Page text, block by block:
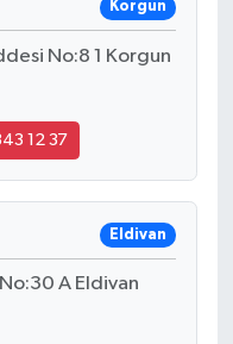
Korgun
No:8 1 Korgun
12 37
Eldivan
A Eldivan